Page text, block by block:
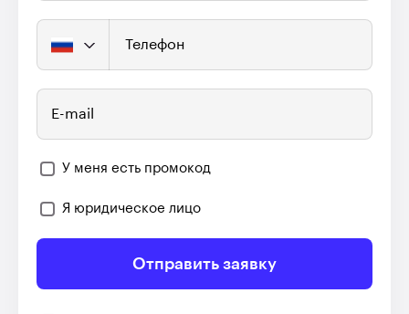
Телефон
E-mail
У меня есть промокод
Я юридическое лицо
Отправить заявку